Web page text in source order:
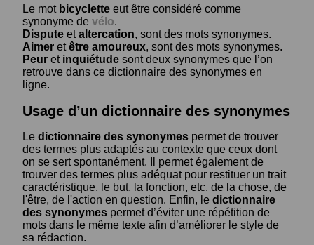
Le mot bicyclette eut être considéré comme
synonyme de vélo.
Dispute etaltercation, sont des mots synonymes.
Aimer etêtre amoureux, sont des mots synonymes.
Peur et inquiétude sont deux synonymes que l’on
retrouve dans ce dictionnaire des synonymes en
ligne.
Usage d’un dictionnaire des synonymes
Le dictionnaire des synonymes permet de trouver
des termes plus adaptés au contexte que ceux dont
on se sert spontanément. Il permet également de
trouver des termes plus adéquat pour restituer un trait
caractéristique, le but, la fonction, etc. de la chose, de
l'être, de l'action en question. Enfin, le dictionnaire
des synonymes permet d’éviter une répétition de
mots dans le même texte afin d’améliorer le style de
sa rédaction.